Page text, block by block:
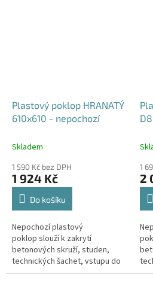
Plastový poklop HRANATÝ
610x610 - nepochozí
Skladem
1 590 Kč bez DPH
1 924 Kč
Do košíku
Nepochozí plastový
poklop slouží k zakrytí
betonových skruží, studen,
technických šachet, vstupu do
sklepa, nádrží, jímek, septiků
1
2